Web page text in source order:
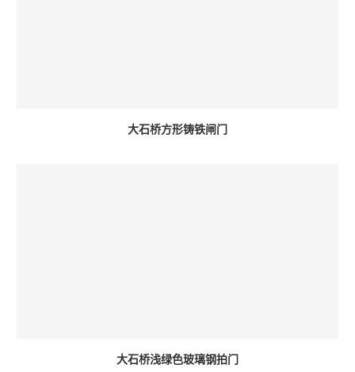
大石桥方形铸铁闸门
大石桥浅绿色玻璃钢拍门